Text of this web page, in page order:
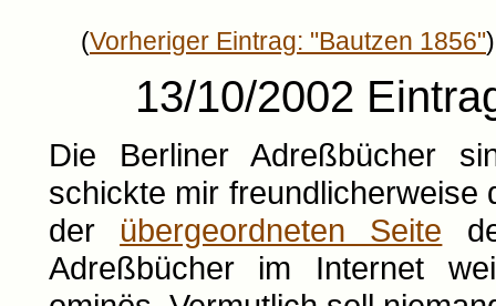
(Vorheriger Eintrag: "Bautzen 1856"
13/10/2002
Die Berliner Adreßbücher
schickte mir freundlicherweise
der übergeordneten Seite
Adreßbücher im Internet